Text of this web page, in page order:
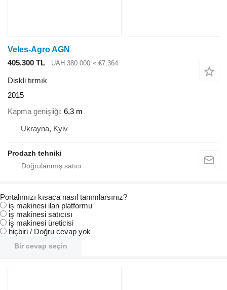
Veles-Agro AGN
405.300 TL
UAH 380.000 ≈ €7.364
Diskli tırmık
2015
Kapma genişliği 6,3 m
Ukrayna, Kyiv
Prodazh tehniki
Portalımızı kısaca nasıl tanımlarsınız?
i̇ş makinesi ilan platformu
i̇ş makinesi satıcısı
i̇ş makinesi üreticisi
hiçbiri / Doğru cevap yok
Bir cevap seçin